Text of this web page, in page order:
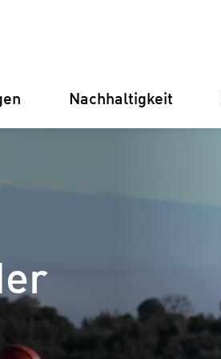
Deutschland
Betriebsführung
Instandhaltung
Nachhaltigkeit